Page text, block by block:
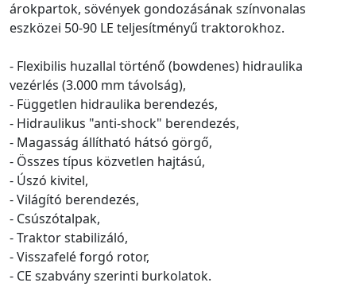
árokpartok, sövények gondozásának színvonalas
eszközei 50-90 LE teljesítményű traktorokhoz.
- Flexibilis huzallal történő (bowdenes) hidraulika
vezérlés (3.000 mm távolság),
- Független hidraulika berendezés,
- Hidraulikus "anti-shock" berendezés,
- Magasság állítható hátsó görgő,
- Összes típus közvetlen hajtású,
- Úszó kivitel,
- Világító berendezés,
- Csúszótalpak,
- Traktor stabilizáló,
- Visszafelé forgó rotor,
- CE szabvány szerinti burkolatok.